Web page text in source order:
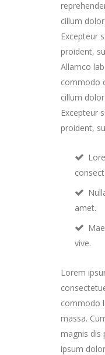
cillum
Excepteur
proident,
Allamco
commodo
cillum
Excepteur
proident,
amet.
vive.
Lorem
commodo
massa.
magnis dis
ipsum